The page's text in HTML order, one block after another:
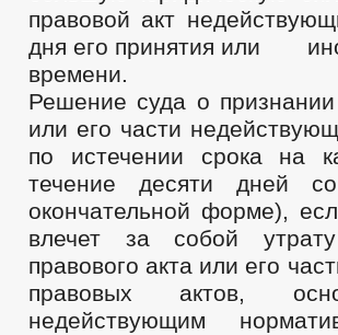
правовой акт
дня его принятия
времени.
Решение суда о признании
или его части
по истечении срока на
течение десяти дней
окончательной форме),
влечет за собой
правового акта или его
правовых актов,
недействующим